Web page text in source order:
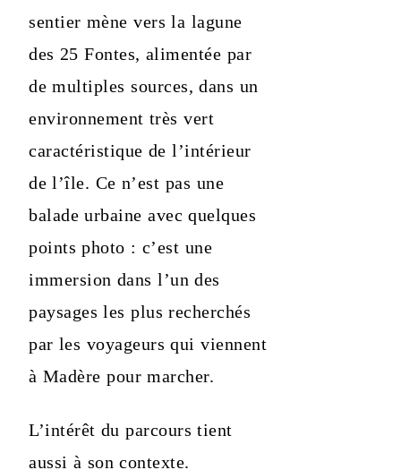
sentier mène vers la lagune
des 25 Fontes, alimentée par
de multiples sources, dans un
environnement très vert
caractéristique de l’intérieur
de l’île. Ce n’est pas une
balade urbaine avec quelques
points photo : c’est une
immersion dans l’un des
paysages les plus recherchés
par les voyageurs qui viennent
à Madère pour marcher.
L’intérêt du parcours tient
aussi à son contexte.